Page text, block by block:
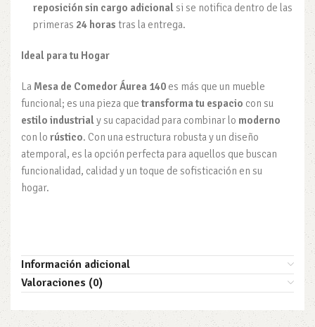
reposición sin cargo adicional si se notifica dentro de las
primeras 24 horas tras la entrega.
Ideal para tu Hogar
La Mesa de Comedor Áurea 140 es más que un mueble
funcional; es una pieza quetransforma tu espacio con su
estilo industrial y su capacidad para combinar lo moderno
con lo rústico. Con una estructura robusta y un diseño
atemporal, es la opción perfecta para aquellos que buscan
funcionalidad, calidad y un toque de sofisticación en su
hogar.
Información adicional
Valoraciones (0)